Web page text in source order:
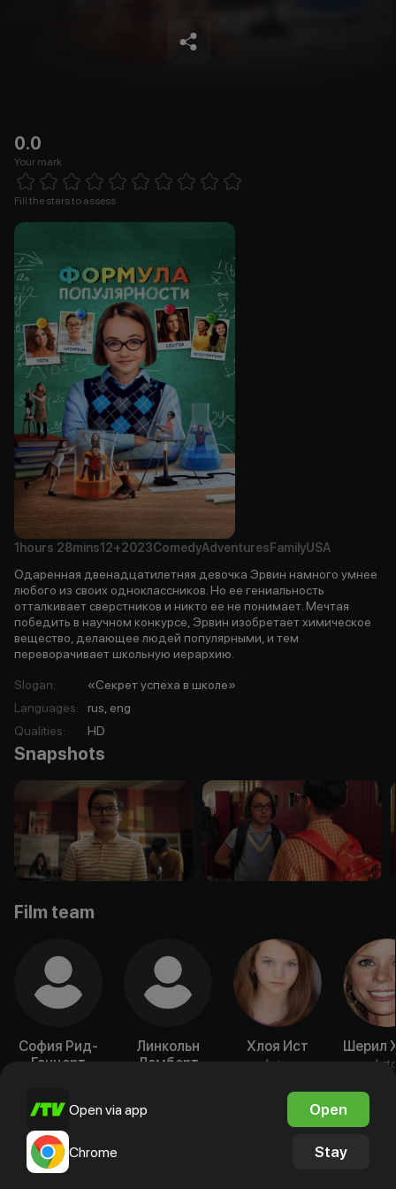
0.0
Your mark
1 Star 2 Stars 3 Stars
Fill the stars to assess
1hours 28mins12+2023ComedyAdventures FamilyUSA
Одаренная двенадцатилетняя девочка Эрвин намного умнее
любого из своих одноклассников. Но ее гениальность
отталкивает сверстников и никто ее не понимает. Мечтая
победить в научном конкурсе, Эрвин изобретает химическое
вещество, делающее людей популярными, и тем
переворачивает школьную иерархию.
Slogan:
«Секрет успеха в школе»
Languages:
rus, eng
Qualities: HD
Snapshots
Film team
София Рид-
Ганцерт
Линкольн
Ламберт
Хлоя Ист
Actor
Шерил
Open via app Open
Chrome Stay